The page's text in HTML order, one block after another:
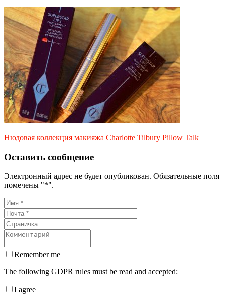
Нюдовая коллекция макияжа Charlotte Tilbury Pillow Talk
Оставить сообщение
Электронный адрес не будет опубликован. Обязательные поля
помечены "*".
Remember me
The following GDPR rules must be read and accepted:
I agree